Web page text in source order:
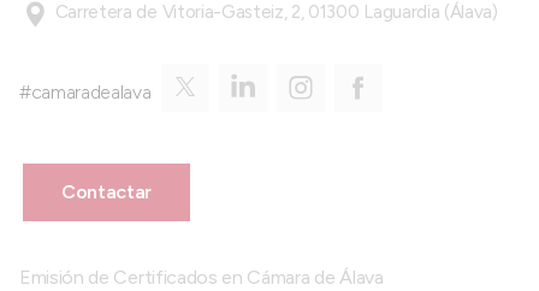
Carretera de Vitoria-Gasteiz, 2, 01300 Laguardia (Álava)
#camaradealava
Contactar
Emisión de Certificados en Cámara de Álava